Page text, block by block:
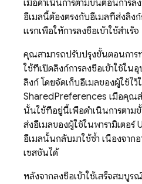
เมื่อดำเนินการตามขั้นตอนการล
อีเมลนี้ต้องตรงกับอีเมลที่ส่งลิง
แรกเพื่อให้การลงชื่อเข้าใช้สำเร็จ
คุณสามารถปรับปรุงขั้นตอนการ
ใช้ที่เปิดลิงก์การลงชื่อเข้าใช้ใน
ลิงก์ โดยจัดเก็บอีเมลของผู้ใช้ไว้
SharedPreferences เมื่อคุณส่
นั้นใช้ที่อยู่นี้เพื่อดำเนินการตาม
ส่งอีเมลของผู้ใช้ในพารามิเตอร์
อีเมลนั้นกลับมาใช้ซ้ำ เนื่องจาก
เซสชันได้
หลังจากลงชื่อเข้าใช้เสร็จสมบูร